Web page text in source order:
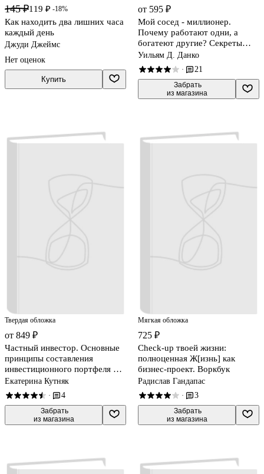
145 ₽119 ₽ -18%
Как находить два лишних часа
каждый день
Джуди Джеймс
Нет оценок
Купить
от 595 ₽
Мой сосед - миллионер.
Почему работают одни, а
богатеют другие? Секреты
изобильной жизни
Уильям Д. Данко
· 21
Забрать
из магазина
Твердая обложка
от 849 ₽
Частный инвестор. Основные
принципы составления
инвестиционного портфеля и
расчеты с помощью Excel
Екатерина Кутняк
· 4
Забрать
из магазина
Мягкая обложка
725 ₽
Check-up твоей жизни:
полноценная Ж[изнь] как
бизнес-проект. Воркбук
Радислав Гандапас
· 3
Забрать
из магазина